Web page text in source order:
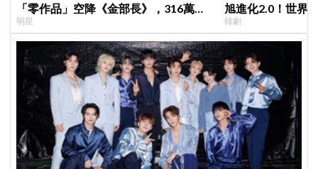
「零作品」空降《金部長》，316萬舊
片被挖出網驚呆：星味藏不住！
明星
旭進化2.0！世界
登場竟殺了「他」
韓劇